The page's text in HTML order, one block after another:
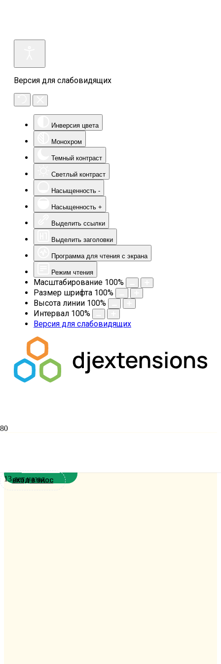
Версия для слабовидящих
Инверсия цвета
Монохром
Темный контраст
Светлый контраст
Насыщенность -
Насыщенность +
Выделить ссылки
Выделить заголовки
Программа для чтения с экрана
Режим чтения
Масштабирование 100%
Размер шрифта 100%
Высота линии 100%
Интервал 100%
Версия для слабовидящих
ВХОД В ЭИОС
Новости
13 лет назад